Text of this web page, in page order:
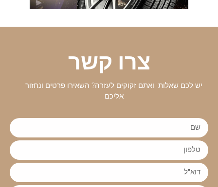
צרו קשר
יש לכם שאלות ואתם זקוקים לעזרה? השאירו פרטים ונחזור
אליכם